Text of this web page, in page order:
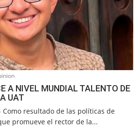
A NIVEL MUNDIAL TALENTO DE
UAT
Como resultado de las políticas de
promueve el rector de la...